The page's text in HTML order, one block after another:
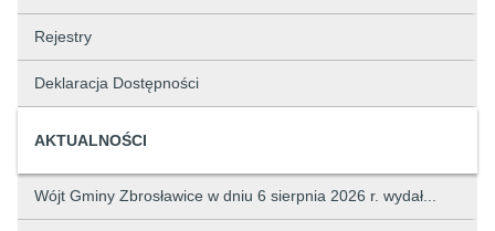
Rejestry
Deklaracja Dostępności
AKTUALNOŚCI
Wójt Gminy Zbrosławice w dniu 6 sierpnia 2026 r. wydał...